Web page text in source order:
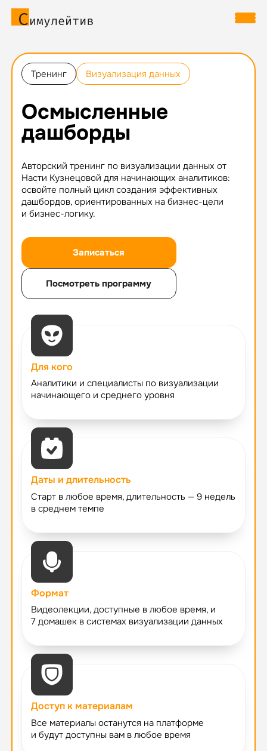
Тренинг Визуализация данных
Осмысленные
дашборды
Авторский тренинг по визуализации данных от
Насти Кузнецовой для начинающих аналитиков:
освойте полный цикл создания эффективных
дашбордов, ориентированных на бизнес-цели
и бизнес-логику.
Записаться
Посмотреть программу
Для кого
Аналитики и специалисты по визуализации
начинающего и среднего уровня
Даты и длительность
Старт в любое время, длительность — 9 недель
в среднем темпе
Формат
Видеолекции, доступные в любое время, и
7 домашек в системах визуализации данных
Доступ к материалам
Все материалы останутся на платформе
и будут доступны вам в любое время